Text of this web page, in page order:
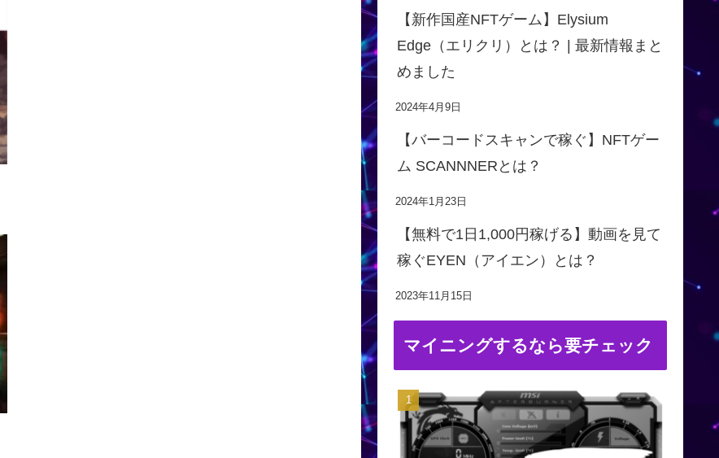
【新作国産NFTゲーム】Elysium
Edge（エリクリ）とは？ | 最新情報まと
めました
2024年4月9日
【バーコードスキャンで稼ぐ】NFTゲー
ム SCANNNERとは？
2024年1月23日
【無料で1日1,000円稼げる】動画を見て
稼ぐEYEN（アイエン）とは？
2023年11月15日
マイニングするなら要チェック